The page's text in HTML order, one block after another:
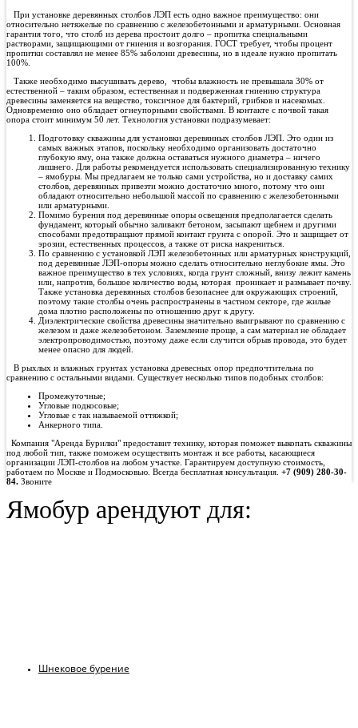
При установке деревянных столбов ЛЭП есть одно важное преимущество: они
относительно нетяжелые по сравнению с железобетонными и арматурными. Основная
гарантия того, что столб из дерева простоит долго – пропитка специальными
растворами, защищающими от гниения и возгорания. ГОСТ требует, чтобы процент
пропитки составлял не менее 85% заболони древесины, но в идеале нужно пропитать
100%.
Также необходимо высушивать дерево, чтобы влажность не превышала 30% от
естественной – таким образом, естественная и подверженная гниению структура
древесины заменяется на вещество, токсичное для бактерий, грибков и насекомых.
Одновременно оно обладает огнеупорными свойствами. В контакте с почвой такая
опора стоит минимум 50 лет. Технология установки подразумевает:
Подготовку скважины для установки деревянных столбов ЛЭП. Это один из
самых важных этапов, поскольку необходимо организовать достаточно
глубокую яму, она также должна оставаться нужного диаметра – ничего
лишнего. Для работы рекомендуется использовать специализированную технику
– ямобуры. Мы предлагаем не только сами устройства, но и доставку самих
столбов, деревянных привезти можно достаточно много, потому что они
обладают относительно небольшой массой по сравнению с железобетонными
или арматурными.
Помимо бурения под деревянные опоры освещения предполагается сделать
фундамент, который обычно заливают бетоном, засыпают щебнем и другими
способами предотвращают прямой контакт грунта с опорой. Это и защищает от
эрозии, естественных процессов, а также от риска накрениться.
По сравнению с установкой ЛЭП железобетонных или арматурных конструкций,
под деревянные ЛЭП-опоры можно сделать относительно неглубокие ямы. Это
важное преимущество в тех условиях, когда грунт сложный, внизу лежит камень
или, напротив, большое количество воды, которая проникает и размывает почву.
Также установка деревянных столбов безопаснее для окружающих строений,
поэтому такие столбы очень распространены в частном секторе, где жилые
дома плотно расположены по отношению друг к другу.
Диэлектрические свойства древесины значительно выигрывают по сравнению с
железом и даже железобетоном. Заземление проще, а сам материал не обладает
электропроводимостью, поэтому даже если случится обрыв провода, это будет
менее опасно для людей.
В рыхлых и влажных грунтах установка древесных опор предпочтительна по
сравнению с остальными видами. Существует несколько типов подобных столбов:
Промежуточные;
Угловые подкосовые;
Угловые с так называемой оттяжкой;
Анкерного типа.
Компания "Аренда Бурилки" предоставит технику, которая поможет выкопать скважины
под любой тип, также поможем осуществить монтаж и все работы, касающиеся
организации ЛЭП-столбов на любом участке. Гарантируем доступную стоимость,
работаем по Москве и Подмосковью. Всегда бесплатная консультация. +7 (909) 280-30-
84. Звоните
Ямобур арендуют для:
Шнековое бурение